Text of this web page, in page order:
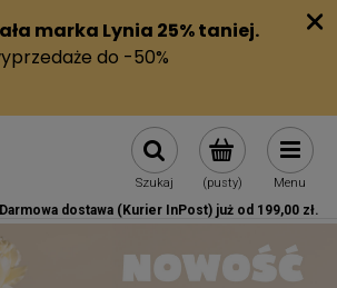
(pusty)
Szukaj Menu
Darmowa dostawa (Kurier InPost) już od 199,00 zł.